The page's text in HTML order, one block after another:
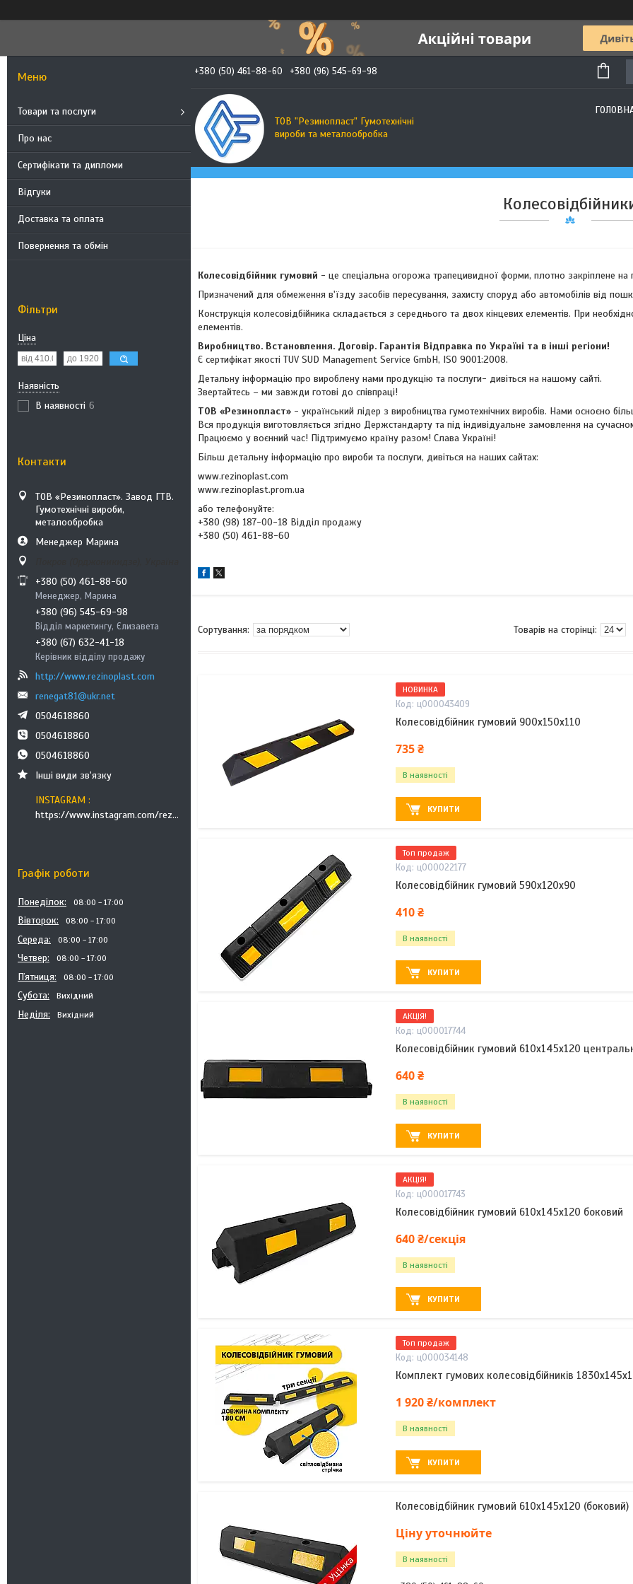
Товари та послуги
Про нас
Сертифікати та дипломи
Відгуки
Доставка та оплата
Повернення та обмін
Фільтри
Ціна
Наявність
В наявності 6
Контакти
ТОВ «Резинопласт». Завод ГТВ.
Гумотехнічні вироби,
металообробка
Менеджер Марина
+380 (50) 461-88-60
Менеджер, Марина
+380 (96) 545-69-98
Відділ маркетингу, Єлизавета
+380 (67) 632-41-18
Керівник відділу продажу
http://www.rezinoplast.com
renegat81@ukr.net
0504618860
0504618860
0504618860
Інші види зв'язку
INSTAGRAM
https://www.instagram.com/rezinoplast/
Графік роботи
Понеділок 08:00 17:00
Вівторок 08:00 17:00
Середа 08:00 17:00
Четвер 08:00 17:00
Пʼятниця 08:00 17:00
Субота Вихідний
Неділя Вихідний
+380 (50) 461-88-60 +380 (96) 545-69-98
ТОВ "Резинопласт" Гумотехнічні
вироби та металообробка
Колесовідбійник гумовий - це спеціальна огорожа трапецивидної форми, плотно закріплене на
Призначений для обмеження в'їзду засобів пересування, захисту споруд або автомобілів від
Конструкція колесовідбійника складається з середнього та двох кінцевих елементів. При
елементів.
Виробництво. Встановлення. Договір. Гарантія Відправка по Україні та в інші регіони!
Є сертифікат якості TUV SUD Management Service GmbH, ISO 9001:2008.
Детальну інформацію про вироблену нами продукцію та послуги- дивіться на нашому сайті.
Звертайтесь – ми завжди готові до співпраці!
ТОВ «Резинопласт» - український лідер з виробництва гумотехнічних виробів. Нами осноєно
Вся продукція виготовляється згідно Держстандарту та під індивідуальне замовлення на
Працюємо у воєнний час! Підтримуємо країну разом! Слава Україні!
Більш детальну інформацію про вироби та послуги, дивіться на наших сайтах:
www.rezinoplast.com
www.rezinoplast.prom.ua
або телефонуйте:
+380 (98) 187-00-18 Відділ продажу
+380 (50) 461-88-60
НОВИНКА
ц000043409
Колесовідбійник гумовий 900х150х110
735 ₴
В наявності
КУПИТИ
Топ продаж
ц000022177
Колесовідбійник гумовий 590х120х90
410 ₴
В наявності
КУПИТИ
АКЦІЯ!
ц000017744
Колесовідбійник гумовий 610х145х120
640 ₴
В наявності
КУПИТИ
АКЦІЯ!
ц000017743
Колесовідбійник гумовий 610х145х120 боковий
640 ₴/секція
В наявності
КУПИТИ
Топ продаж
ц000034148
Комплект гумових колесовідбійників
1 920 ₴/комплект
В наявності
КУПИТИ
Колесовідбійник гумовий 610х145х120 (боковий)
Ціну уточнюйте
В наявності